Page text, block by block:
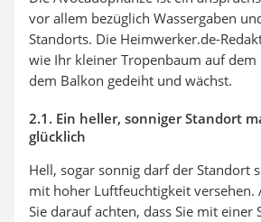
vor allem bezüglich Wassergaben
Standorts. Die Heimwerker.de-
wie Ihr kleiner Tropenbaum auf
dem Balkon gedeiht und wächst.
2.1. Ein heller, sonniger Standort
glücklich
Hell, sogar sonnig darf der Standort
mit hoher Luftfeuchtigkeit versehen.
Sie darauf achten, dass Sie mit einer